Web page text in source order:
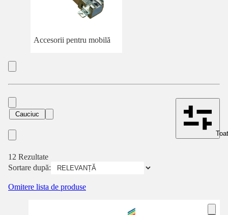
Accesorii pentru mobilă
Cauciuc
12 Rezultate
Sortare după:
Omitere lista de produse